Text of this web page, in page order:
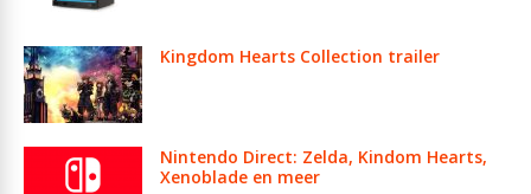
Kingdom Hearts Collection trailer
Nintendo Direct: Zelda, Kindom Hearts,
Xenoblade en meer